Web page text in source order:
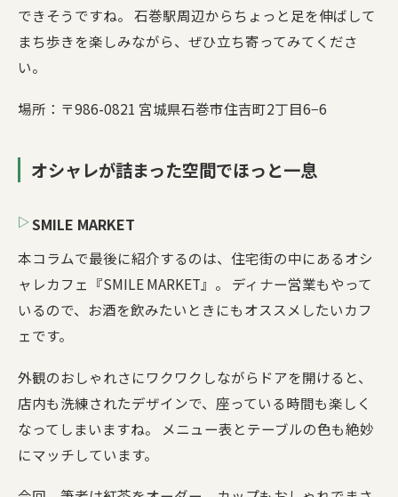
できそうですね。 石巻駅周辺からちょっと足を伸ばして
まち歩きを楽しみながら、ぜひ立ち寄ってみてくださ
い。
場所：〒986-0821 宮城県石巻市住吉町2丁目6−6
オシャレが詰まった空間でほっと一息
SMILE MARKET
本コラムで最後に紹介するのは、住宅街の中にあるオシ
ャレカフェ『SMILE MARKET』。 ディナー営業もやって
いるので、お酒を飲みたいときにもオススメしたいカフ
ェです。
外観のおしゃれさにワクワクしながらドアを開けると、
店内も洗練されたデザインで、座っている時間も楽しく
なってしまいますね。 メニュー表とテーブルの色も絶妙
にマッチしています。